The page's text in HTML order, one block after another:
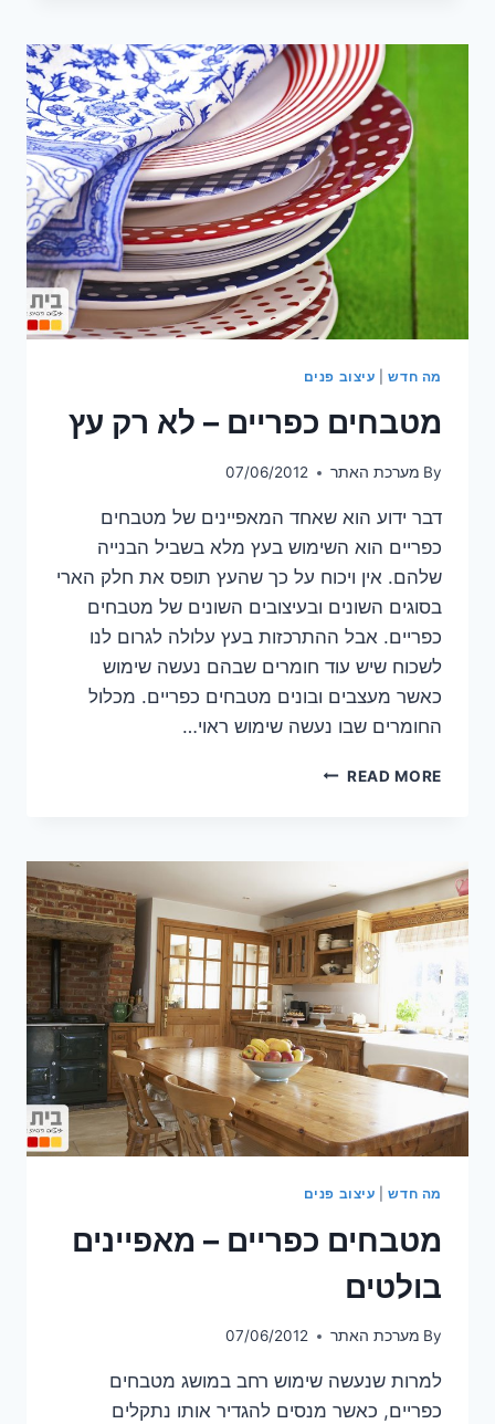
שלכם
מה חדש| עיצוב פנים
מטבחים כפריים – לא רק עץ
By מערכת האתר 07/06/2012
דבר ידוע הוא שאחד המאפיינים של מטבחים
כפריים הוא השימוש בעץ מלא בשביל הבנייה
שלהם. אין ויכוח על כך שהעץ תופס את חלק הארי
בסוגים השונים ובעיצובים השונים של מטבחים
כפריים. אבל ההתרכזות בעץ עלולה לגרום לנו
לשכוח שיש עוד חומרים שבהם נעשה שימוש
כאשר מעצבים ובונים מטבחים כפריים. מכלול
החומרים שבו נעשה שימוש ראוי…
READ MOREמטבחים
עץ
מה חדש| עיצוב פנים
מטבחים כפריים – מאפיינים
בולטים
By מערכת האתר 07/06/2012
למרות שנעשה שימוש רחב במושג מטבחים
כפריים, כאשר מנסים להגדיר אותו נתקלים